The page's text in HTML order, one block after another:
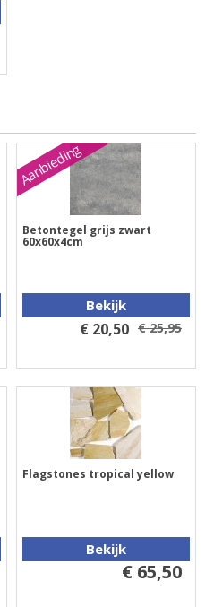
Aanbieding
Betontegel grijs zwart
60x60x4cm
Bekijk
€ 20,50 € 25,95
Flagstones tropical yellow
Bekijk
€ 65,50